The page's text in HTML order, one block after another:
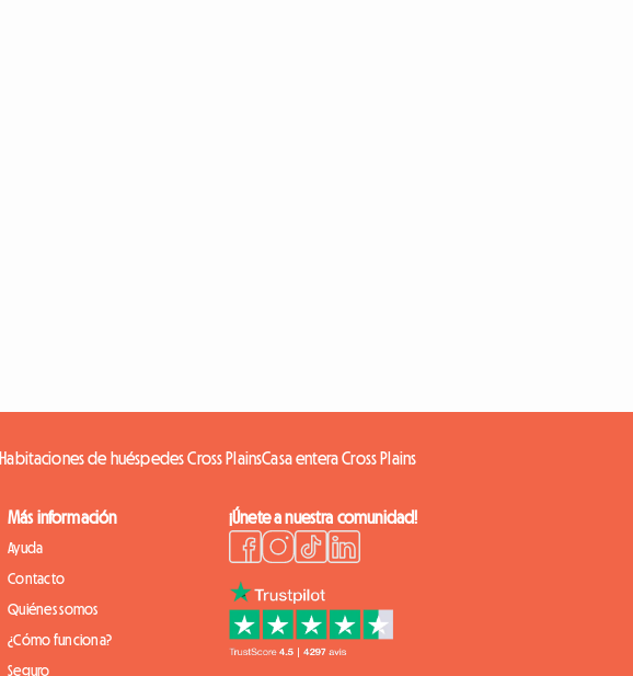
Habitaciones de huéspedes Cross PlainsCasa entera Cross Plains
Más información
Ayuda
Contacto
Quiénes somos
¿Cómo funciona?
Seguro
¡Únete a nuestra comunidad!